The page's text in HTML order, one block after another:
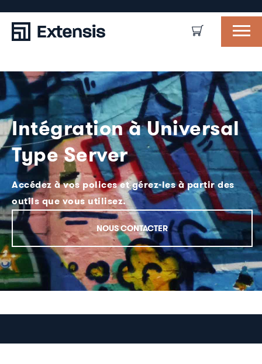
Intégration à Universal
Type Server
Accédez à vos polices et gérez-les à partir des
outils que vous utilisez.
NOUS CONTACTER